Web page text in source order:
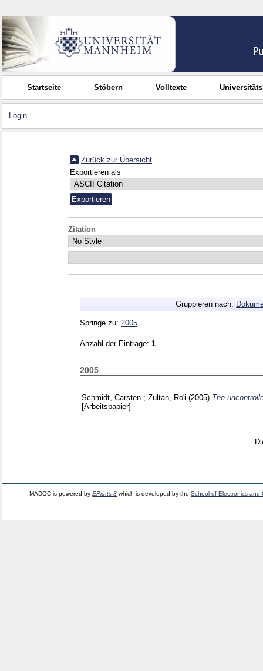
Startseite Stöbern Volltexte
Login
Zurück zur Übersicht
Exportieren als
Zitation
Gruppieren nach:
Springe zu: 2005
Anzahl der Einträge: 1
2005
Schmidt, Carsten ; Zultan, Ro'i (2005) The
[Arbeitspapier]
MADOC is powered byEPrints 3 which is developed by theSchool of Electronics and